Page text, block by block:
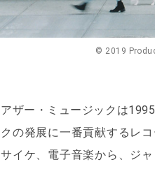
© 2019
アザー・ミュージックは
クの発展に一番貢献するレ
サイケ、電子音楽から、ジ